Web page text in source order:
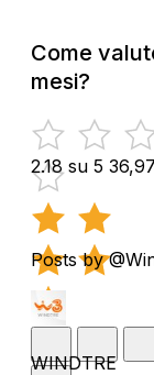
Come
mesi?
2.18 su 5
Posts by
WINDTRE